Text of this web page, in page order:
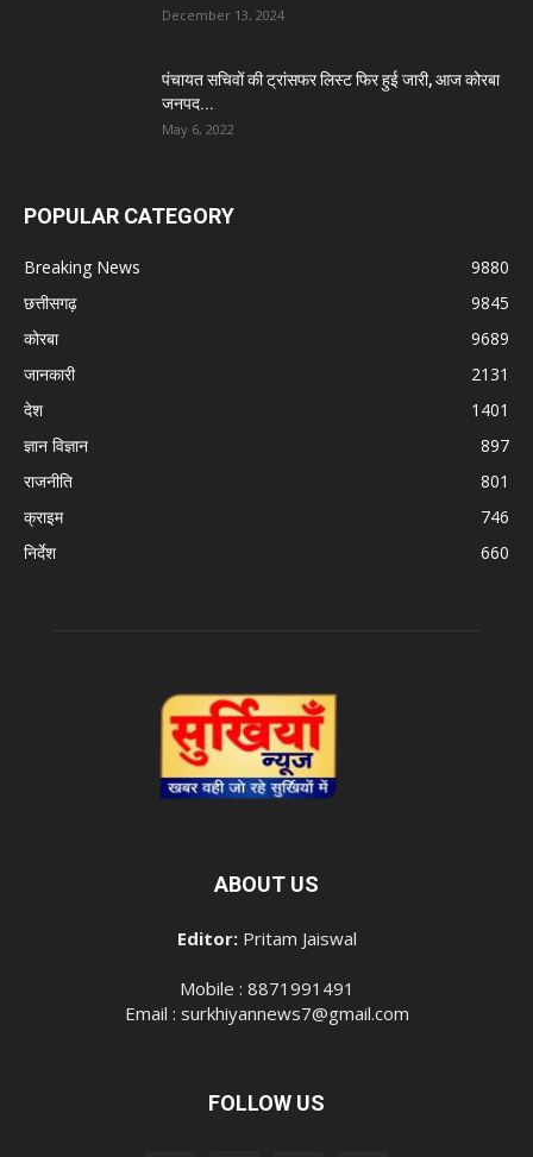
December 13, 2024
पंचायत सचिवों की ट्रांसफर लिस्ट फिर हुई जारी, आज कोरबा
जनपद...
May 6, 2022
POPULAR CATEGORY
Breaking News
9880
छत्तीसगढ़
9845
कोरबा
9689
जानकारी
2131
देश
1401
ज्ञान विज्ञान
897
राजनीति
801
क्राइम
746
निर्देश
660
ABOUT US
Editor:Pritam Jaiswal
Mobile : 8871991491
Email : surkhiyannews7@gmail.com
FOLLOW US